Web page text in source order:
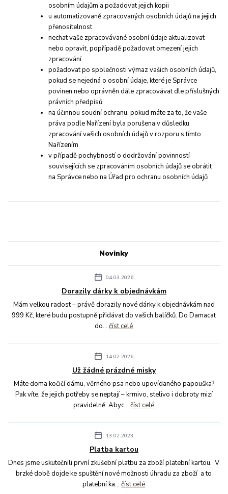
Novinky
04.03.2026
Dorazily dárky k objednávkám
Mám velkou radost – právě dorazily nové dárky k objednávkám nad
999 Kč, které budu postupně přidávat do vašich balíčků. Do Damacat
do...číst celé
14.02.2026
Už žádné prázdné misky
Máte doma kočičí dámu, věrného psa nebo upovídaného papouška?
Pak víte, že jejich potřeby se neptají – krmivo, stelivo i dobroty mizí
pravidelně. Abyc...číst celé
13.02.2023
Platba kartou
Dnes jsme uskutečnili první zkušební platbu za zboží platební kartou. V
brzké době dojde ke spuštění nové možnosti úhradu za zboží a to
platební ka...číst celé
osobním údajům a požadovat jejich kopii
u automatizovaně zpracovaných osobních údajů na jejich
přenositelnost
nechat vaše zpracovávané osobní údaje aktualizovat
nebo opravit, popřípadě požadovat omezení jejich
zpracování
požadovat po společnosti výmaz vašich osobních údajů,
pokud se nejedná o osobní údaje, které je Správce
povinen nebo oprávněn dále zpracovávat dle příslušných
právních předpisů
na účinnou soudní ochranu, pokud máte za to, že vaše
práva podle Nařízení byla porušena v důsledku
zpracování vašich osobních údajů v rozporu s tímto
Nařízením
v případě pochybností o dodržování povinností
souvisejících se zpracováním osobních údajů se obrátit
na Správce nebo na Úřad pro ochranu osobních údajů